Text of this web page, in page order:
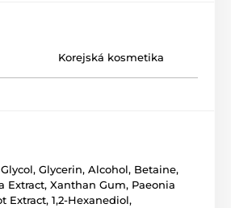
Korejská kosmetika
Glycerin, Alcohol, Betaine,
Extract, Xanthan Gum, Paeonia
Extract, 1,2-Hexanediol,